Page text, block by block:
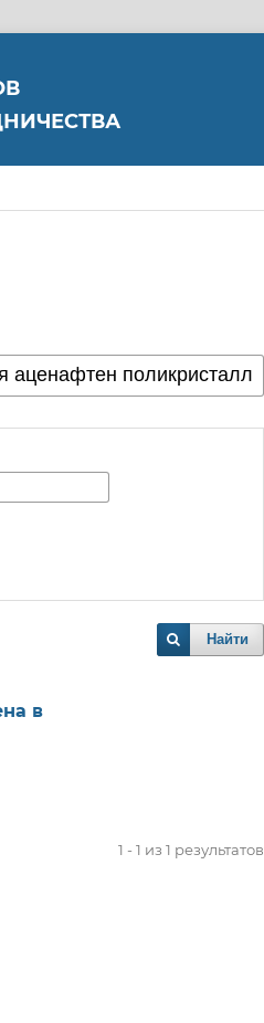
Найти
в
1 - 1 из 1 результатов